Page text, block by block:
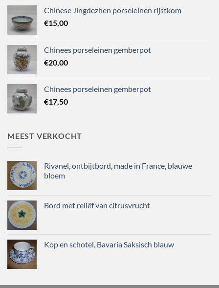
Chinese Jingdezhen porseleinen rijstkom
€15,00
Chinees porseleinen gemberpot
€20,00
Chinees porseleinen gemberpot
€17,50
MEEST VERKOCHT
Rivanel, ontbijtbord, made in France, blauwe
bloem
Bord met reliëf van citrusvrucht
Kop en schotel, Bavaria Saksisch blauw